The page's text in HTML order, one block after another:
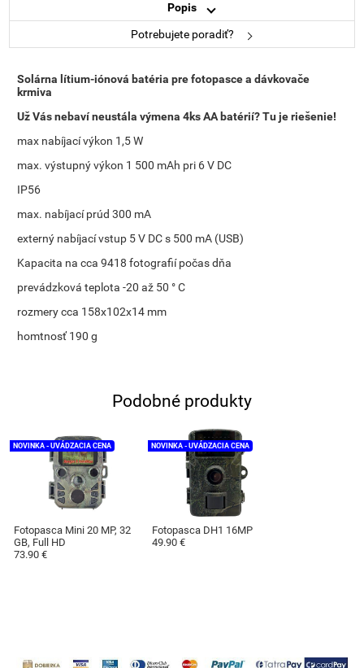
Popis
Potrebujete poradiť?
Solárna lítium-iónová batéria pre fotopasce a dávkovače
krmiva
Už Vás nebaví neustála výmena 4ks AA batérií? Tu je riešenie!
max nabíjací výkon 1,5 W
max. výstupný výkon 1 500 mAh pri 6 V DC
IP56
max. nabíjací prúd 300 mA
externý nabíjací vstup 5 V DC s 500 mA (USB)
Kapacita na cca 9418 fotografií počas dňa
prevádzková teplota -20 až 50 ° C
rozmery cca 158x102x14 mm
homtnosť 190 g
Podobné produkty
Fotopasca Mini 20 MP, 32
GB, Full HD
NOVINKA - UVÁDZACIA CENA
73.90 €
Fotopasca DH1 16MP
NOVINKA - UVÁDZACIA CENA
49.90 €